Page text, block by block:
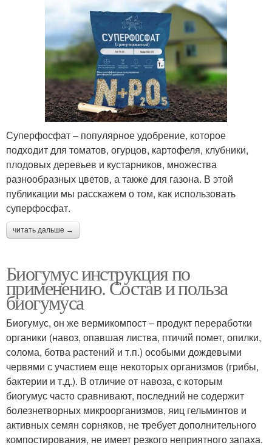
Суперфосфат – популярное удобрение, которое
подходит для томатов, огурцов, картофеля, клубники,
плодовых деревьев и кустарников, множества
разнообразных цветов, а также для газона. В этой
публикации мы расскажем о том, как использовать
суперфосфат.
читать дальше →
Биогумус инструкция по
применению. Состав и польза
биогумуса
Биогумус, он же вермикомпост – продукт переработки
органики (навоз, опавшая листва, птичий помет, опилки,
солома, ботва растений и т.п.) особыми дождевыми
червями с участием еще некоторых организмов (грибы,
бактерии и т.д.). В отличие от навоза, с которым
биогумус часто сравнивают, последний не содержит
болезнетворных микроорганизмов, яиц гельминтов и
активных семян сорняков, не требует дополнительного
компостирования, не имеет резкого неприятного запаха.